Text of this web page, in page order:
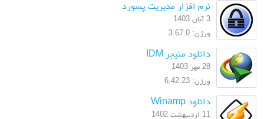
نرم افزار مدیریت پسورد
3 آبان 1403
ورژن: 3.67.0
دانلود منیجر IDM
28 مهر 1403
ورژن: 6.42.23
دانلود Winamp
11 اردیبهشت 1402